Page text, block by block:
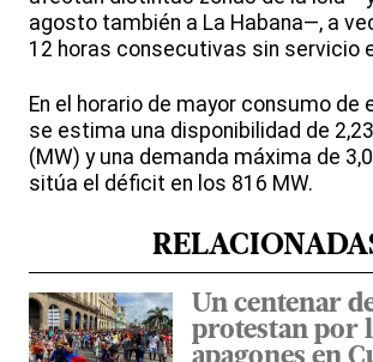
agosto también a La Habana—, a
12 horas consecutivas sin servicio
En el horario de mayor consumo de
se estima una disponibilidad de
(MW) y una demanda máxima de
sitúa el déficit en los 816 MW.
Un centenar
protestan por